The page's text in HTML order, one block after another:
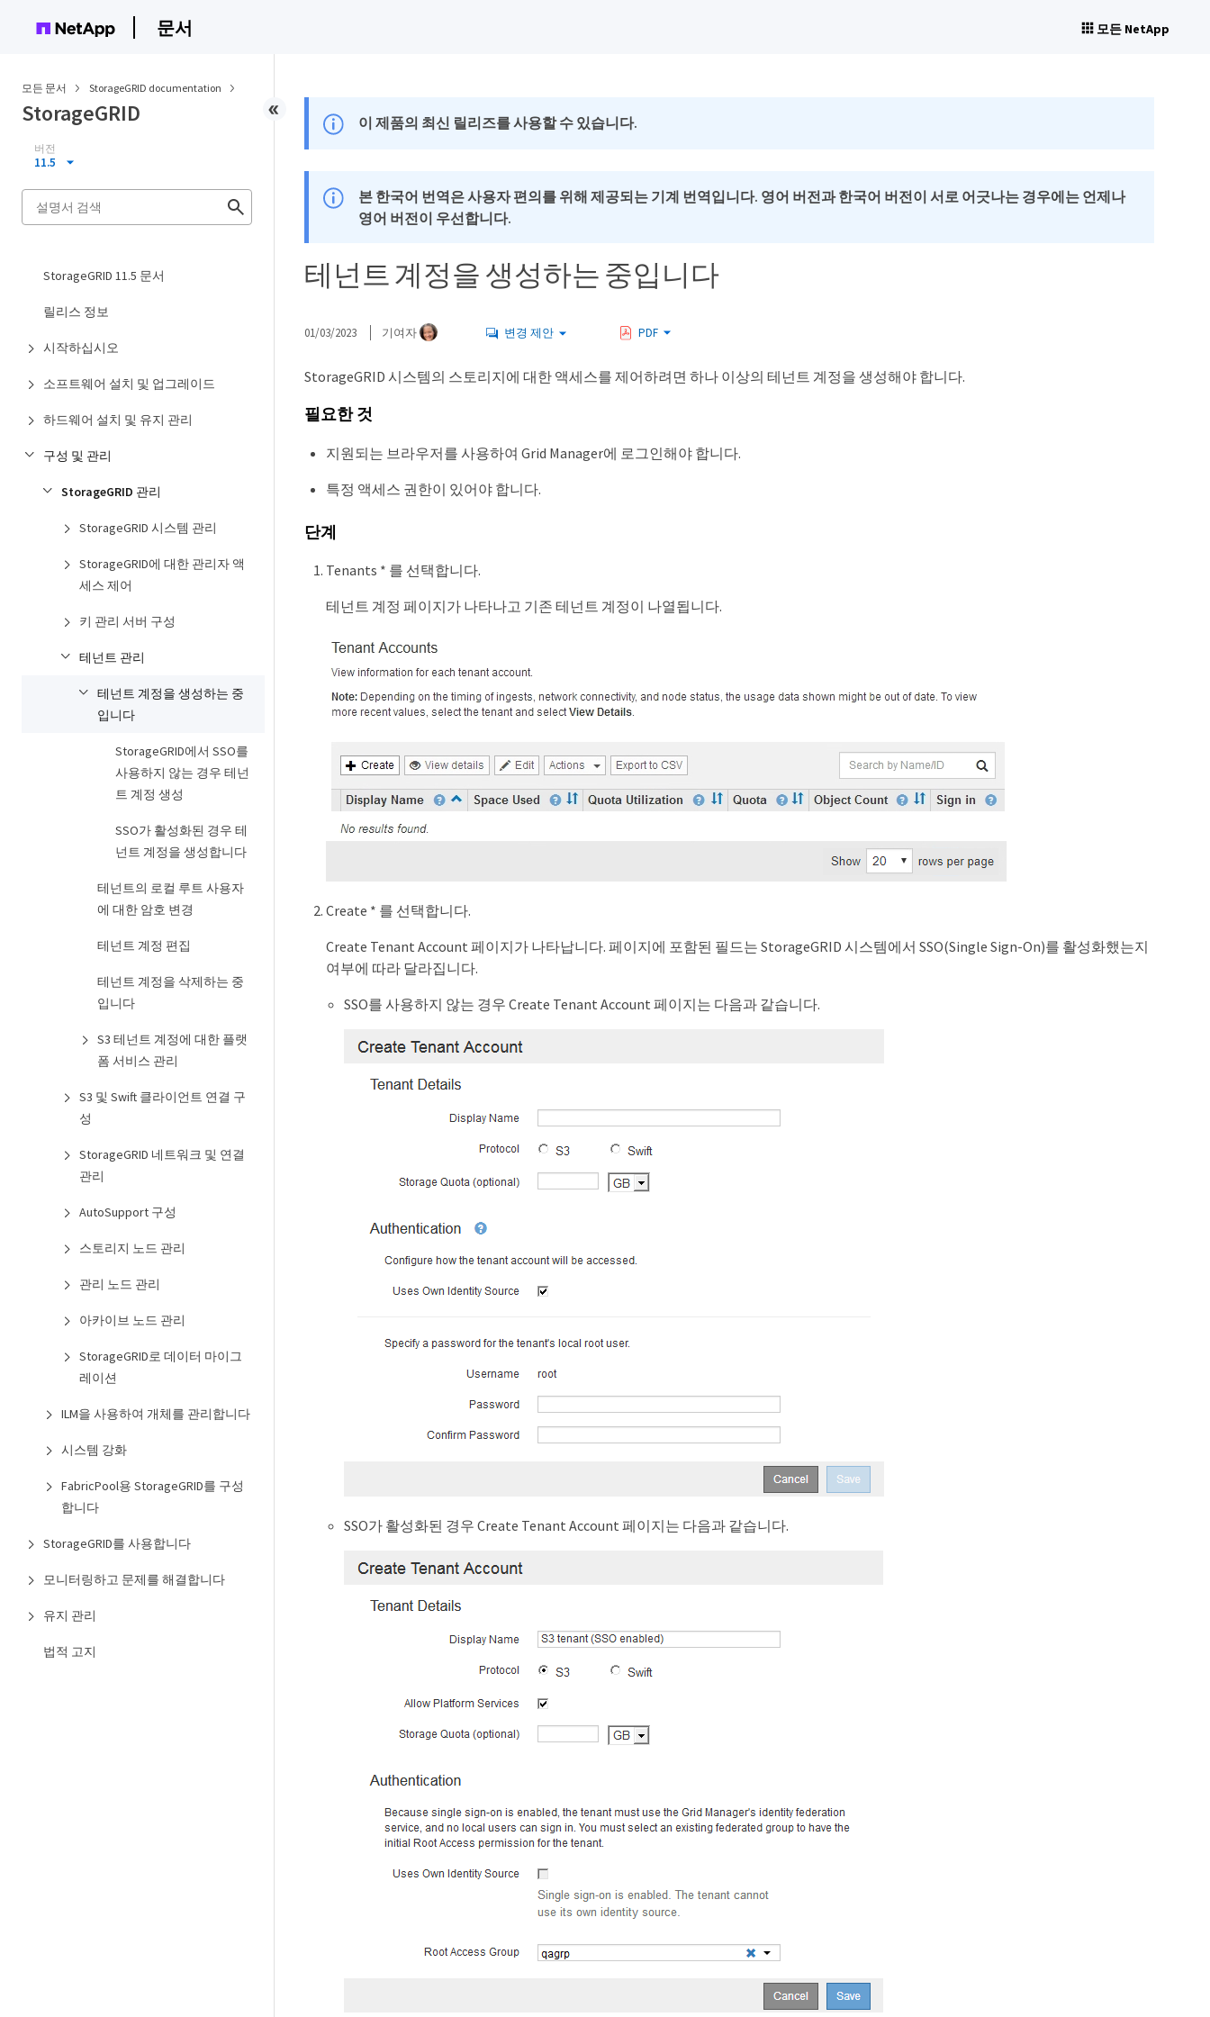
문서 모든 NetApp
모든 문서 StorageGRID documentation
StorageGRID
버전
11.5
StorageGRID 11.5 문서
릴리스 정보
시작하십시오
소프트웨어 설치 및 업그레이드
하드웨어 설치 및 유지 관리
구성 및 관리
StorageGRID 관리
StorageGRID 시스템 관리
StorageGRID에 대한 관리자 액
세스 제어
키 관리 서버 구성
테넌트 관리
테넌트 계정을 생성하는 중
입니다
StorageGRID에서 SSO를
사용하지 않는 경우 테넌
트 계정 생성
SSO가 활성화된 경우 테
넌트 계정을 생성합니다
테넌트의 로컬 루트 사용자
에 대한 암호 변경
테넌트 계정 편집
테넌트 계정을 삭제하는 중
입니다
S3 테넌트 계정에 대한 플랫
폼 서비스 관리
S3 및 Swift 클라이언트 연결 구
성
StorageGRID 네트워크 및 연결
관리
AutoSupport 구성
스토리지 노드 관리
관리 노드 관리
아카이브 노드 관리
StorageGRID로 데이터 마이그
레이션
ILM을 사용하여 개체를 관리합니다
시스템 강화
FabricPool용 StorageGRID를 구성
합니다
StorageGRID를 사용합니다
모니터링하고 문제를 해결합니다
유지 관리
법적 고지
이 제품의 최신 릴리즈를 사용할 수 있습니다.
본 한국어 번역은 사용자 편의를 위해 제공되는 기계 번역입니다. 영어 버전과 한국어 버전이 서로 어긋나는 경우에는 언제나
영어 버전이 우선합니다.
테넌트 계정을 생성하는 중입니다
01/03/2023 기여자 변경 제안 PDF
StorageGRID 시스템의 스토리지에 대한 액세스를 제어하려면 하나 이상의 테넌트 계정을 생성해야 합니다.
필요한 것
지원되는 브라우저를 사용하여 Grid Manager에 로그인해야 합니다.
특정 액세스 권한이 있어야 합니다.
단계
Tenants * 를 선택합니다.
테넌트 계정 페이지가 나타나고 기존 테넌트 계정이 나열됩니다.
Create * 를 선택합니다.
Create Tenant Account 페이지가 나타납니다. 페이지에 포함된 필드는 StorageGRID 시스템에서 SSO(Single Sign-On)를 활성화했는지
여부에 따라 달라집니다.
SSO를 사용하지 않는 경우 Create Tenant Account 페이지는 다음과 같습니다.
SSO가 활성화된 경우 Create Tenant Account 페이지는 다음과 같습니다.